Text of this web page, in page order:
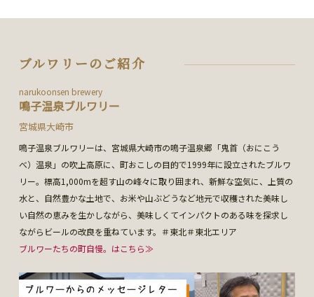
ブルワリーのご紹介
narukoonsen brewery
鳴子温泉ブルワリー
宮城県大崎市
鳴子温泉ブルワリーは、宮城県大崎市の鳴子温泉郷「鬼首（おにこう
べ）温泉」の吹上高原に、町おこしの目的で1999年に設立されたブルワ
リー。標高1,000mを超す山の峰々に取り囲まれ、新鮮な空気に、上質の
水と、自然豊かな土地で、お米や山ぶどうなど地元で収穫された美味し
い自然の恵みを生かしながら、美味しくてインパクトのある味を探求し
ながらビールの改良を重ねています。＃東北＃東北エリア
ブルワーたちの町自慢。はこちら≫